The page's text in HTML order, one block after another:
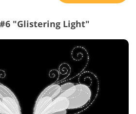
#6 "Glistering Light"